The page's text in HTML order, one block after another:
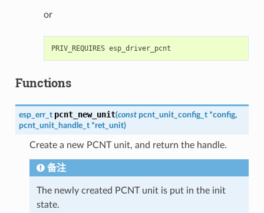
or
Functions
esp_err_t pcnt_new_unit(const pcnt_unit_config_t *config,
pcnt_unit_handle_t *ret_unit)
Create a new PCNT unit, and return the handle.
备注
The newly created PCNT unit is put in the init
state.